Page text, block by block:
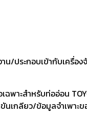
น/ประกอบเข้ากับเครื่อ
ฉพาะสำหรับท่ออ่อน
นเกลียว/ข้อมูลจำเพาะ